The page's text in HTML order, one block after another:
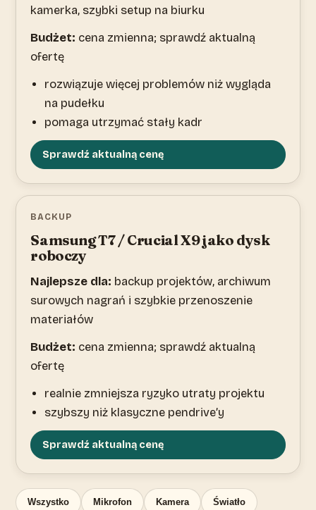
kamerka, szybki setup na biurku
Budżet: cena zmienna; sprawdź aktualną
ofertę
rozwiązuje więcej problemów niż wygląda
na pudełku
pomaga utrzymać stały kadr
Sprawdź aktualną cenę
BACKUP
Samsung T7 / Crucial X9 jako dysk
roboczy
Najlepsze dla: backup projektów, archiwum
surowych nagrań i szybkie przenoszenie
materiałów
Budżet: cena zmienna; sprawdź aktualną
ofertę
realnie zmniejsza ryzyko utraty projektu
szybszy niż klasyczne pendrive’y
Sprawdź aktualną cenę
Wszystko Mikrofon Kamera Światło